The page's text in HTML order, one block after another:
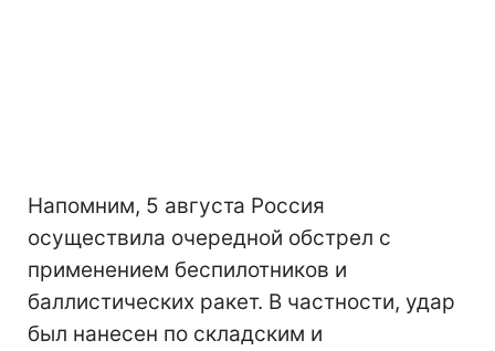
Напомним, 5 августа Россия
осуществила очередной обстрел с
применением беспилотников и
баллистических ракет. В частности, удар
был нанесен по складским и